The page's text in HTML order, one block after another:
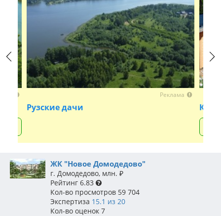
Previous
Реклама
Рузские дачи
ЖК "Новое Домодедово"
г. Домодедово, млн. ₽
Рейтинг6.83
Кол-во просмотров59 704
Экспертиза 15.1 из 20
Кол-во оценок7